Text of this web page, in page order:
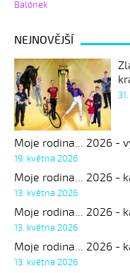
Balónek
NEJNOVĚJŠÍ
Moje rodina... 2026 -
19. května 2026
Moje rodina... 2026 -
13. května 2026
Moje rodina... 2026 -
13. května 2026
Moje rodina... 2026 -
13. května 2026